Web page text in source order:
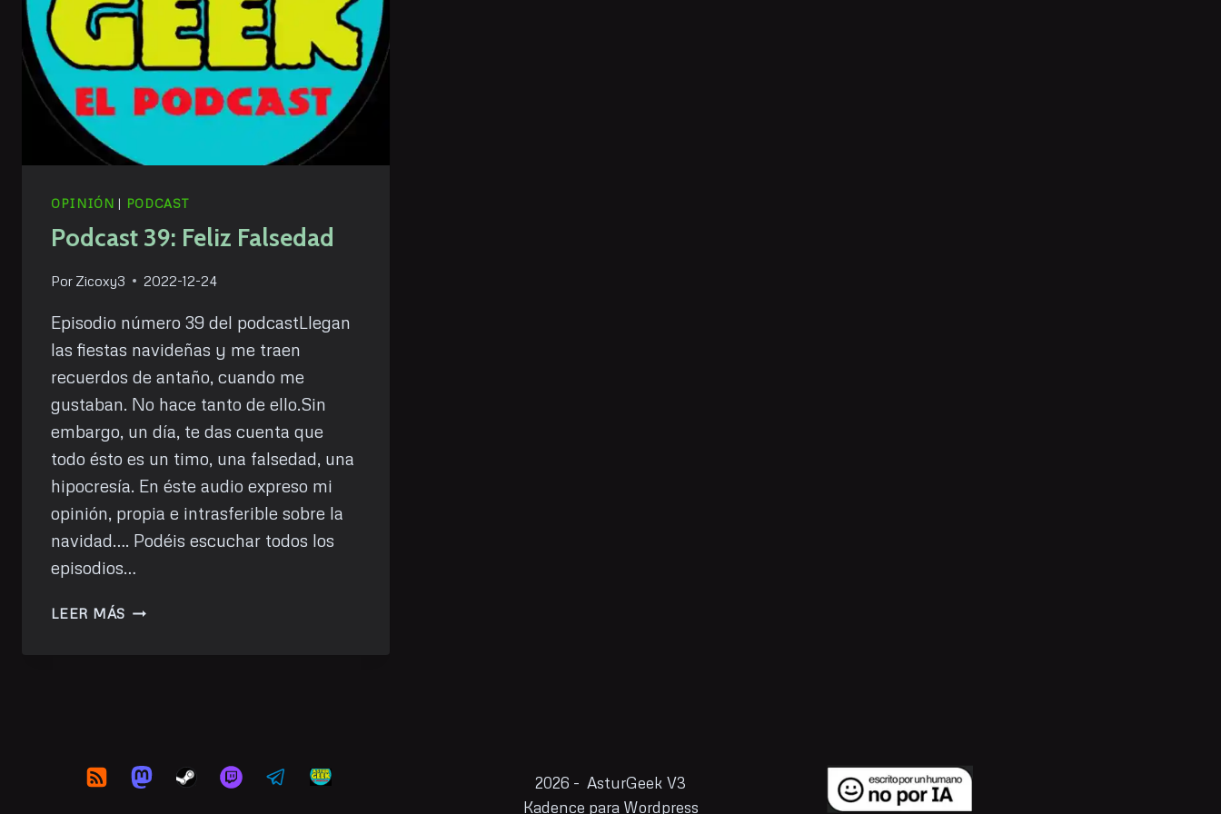
OPINIÓN | PODCAST
Podcast 39: Feliz Falsedad
Por Zicoxy3 2022-12-24
Episodio número 39 del podcastLlegan
las fiestas navideñas y me traen
recuerdos de antaño, cuando me
gustaban. No hace tanto de ello.Sin
embargo, un día, te das cuenta que
todo ésto es un timo, una falsedad, una
hipocresía. En éste audio expreso mi
opinión, propia e intrasferible sobre la
navidad…. Podéis escuchar todos los
episodios…
LEER MÁS PODCAST
2026 - AsturGeek V3
Kadence para Wordpress